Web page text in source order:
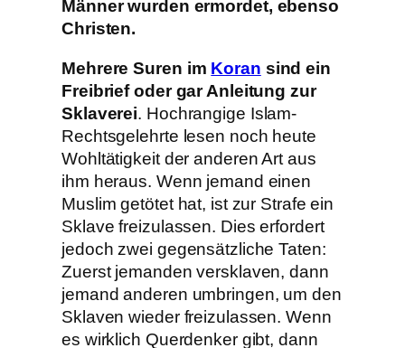
Männer wurden ermordet, ebenso
Christen.
Mehrere Suren im Koran sind ein
Freibrief oder gar Anleitung zur
Sklaverei. Hochrangige Islam-
Rechtsgelehrte lesen noch heute
Wohltätigkeit der anderen Art aus
ihm heraus. Wenn jemand einen
Muslim getötet hat, ist zur Strafe ein
Sklave freizulassen. Dies erfordert
jedoch zwei gegensätzliche Taten:
Zuerst jemanden versklaven, dann
jemand anderen umbringen, um den
Sklaven wieder freizulassen. Wenn
es wirklich Querdenker gibt, dann